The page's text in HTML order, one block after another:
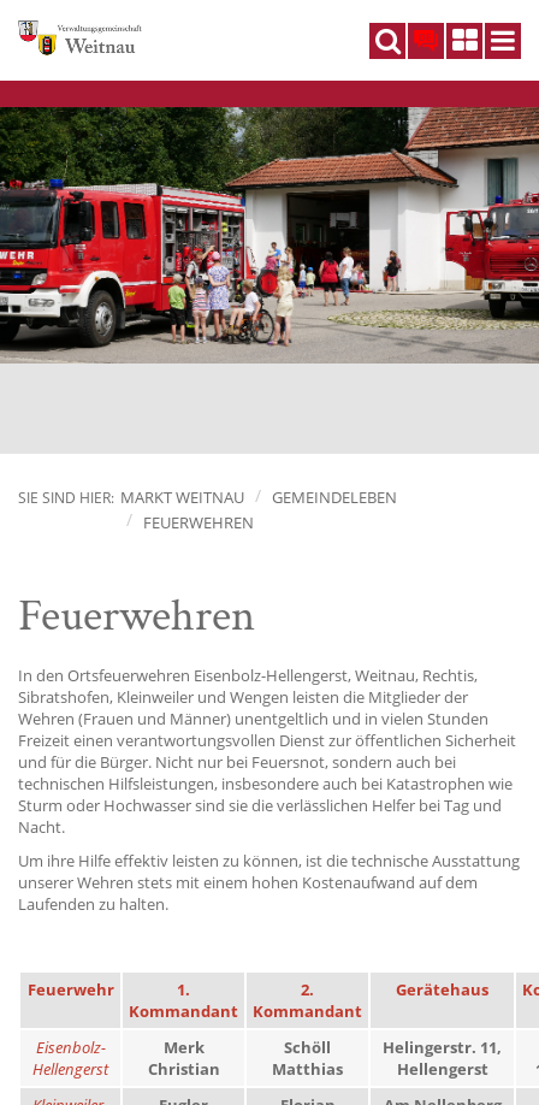
DE
SIE SIND HIER: MARKT WEITNAU
GEMEINDELEBEN
FEUERWEHREN
Feuerwehren
In den Ortsfeuerwehren Eisenbolz-Hellengerst, Weitnau, Rechtis,
Sibratshofen, Kleinweiler und Wengen leisten die Mitglieder der
Wehren (Frauen und Männer) unentgeltlich und in vielen Stunden
Freizeit einen verantwortungsvollen Dienst zur öffentlichen Sicherheit
und für die Bürger. Nicht nur bei Feuersnot, sondern auch bei
technischen Hilfsleistungen, insbesondere auch bei Katastrophen wie
Sturm oder Hochwasser sind sie die verlässlichen Helfer bei Tag und
Nacht.
Um ihre Hilfe effektiv leisten zu können, ist die technische Ausstattung
unserer Wehren stets mit einem hohen Kostenaufwand auf dem
Laufenden zu halten.
Feuerwehr
1.
Kommandant
2.
Kommandant
Gerätehaus
Eisenbolz-
Hellengerst
Merk
Christian
Schöll
Matthias
Helingerstr. 11,
Hellengerst